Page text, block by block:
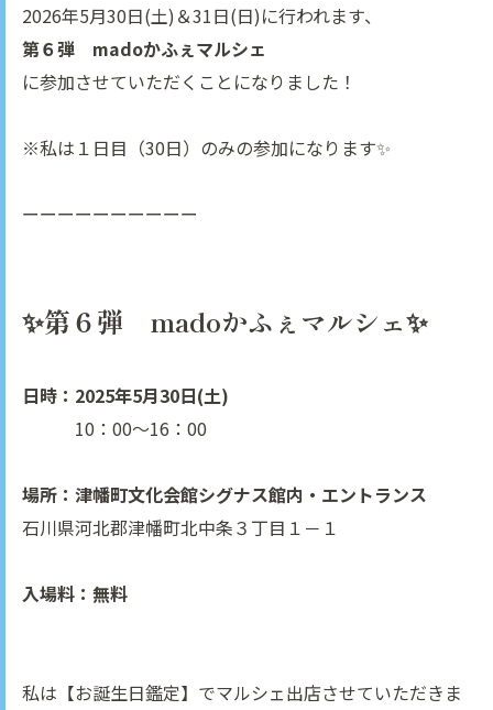
2026年5月30日(土)＆31日(日)に行われます、
第６弾 madoかふぇマルシェ
に参加させていただくことになりました！
※私は１日目（30日）のみの参加になります✨
ーーーーーーーーーー
✨第６弾 madoかふぇマルシェ✨
日時： 2025年5月30日(土)
10：00～16：00
場所：津幡町文化会館シグナス館内・エントランス
石川県河北郡津幡町北中条３丁目１－１
入場料：無料
私は【お誕生日鑑定】でマルシェ出店させていただきま